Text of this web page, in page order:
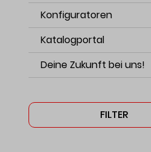
Konfiguratoren
Katalogportal
Deine Zukunft bei uns!
FILTER